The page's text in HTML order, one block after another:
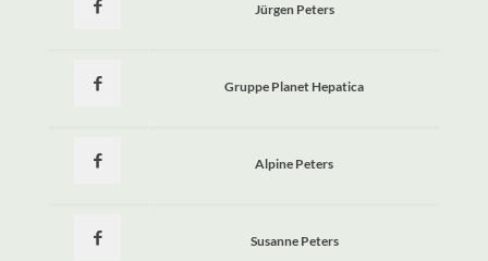
Jürgen Peters
Gruppe Planet Hepatica
Alpine Peters
Susanne Peters